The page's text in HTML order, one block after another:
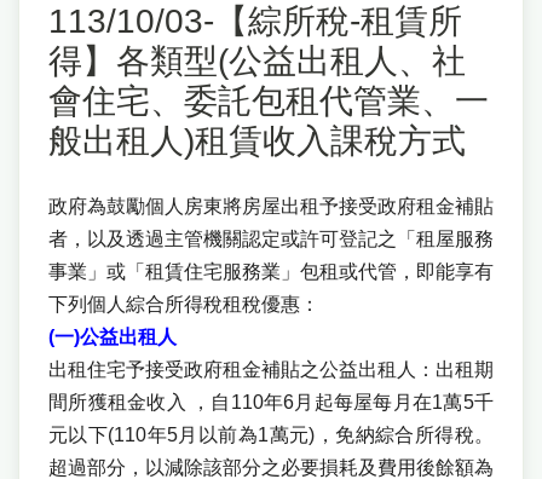
113/10/03-【綜所稅-租賃所
得】各類型(公益出租人、社
會住宅、委託包租代管業、一
般出租人)租賃收入課稅方式
政府為鼓勵個人房東將房屋出租予接受政府租金補貼
者，以及透過主管機關認定或許可登記之「租屋服務
事業」或「租賃住宅服務業」包租或代管，即能享有
下列個人綜合所得稅租稅優惠：
(一)公益出租人
出租住宅予接受政府租金補貼之公益出租人：出租期
間所獲租金收入 ，自110年6月起每屋每月在1萬5千
元以下(110年5月以前為1萬元)，免納綜合所得稅。
超過部分，以減除該部分之必要損耗及費用後餘額為